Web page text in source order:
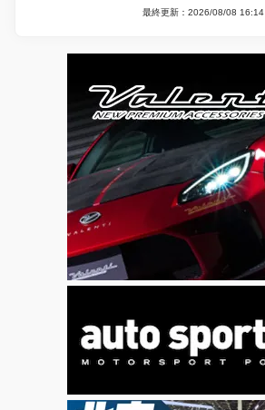
最終更新：2026/08/08 16:14